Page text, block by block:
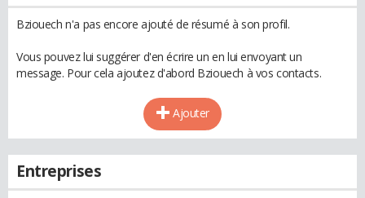
Bziouech n'a pas encore ajouté de résumé à son profil.
Vous pouvez lui suggérer d'en écrire un en lui envoyant un
message. Pour cela ajoutez d'abord Bziouech à vos contacts.
Ajouter
Entreprises